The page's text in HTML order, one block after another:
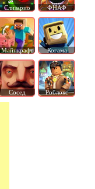
Слизарио ФНАФ
Майнкрафт Когама
Сосед Роблокс